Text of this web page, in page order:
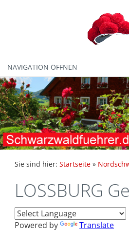
NAVIGATION ÖFFNEN
Sie sind hier: Startseite »
LOSSBURG
Powered by Translate